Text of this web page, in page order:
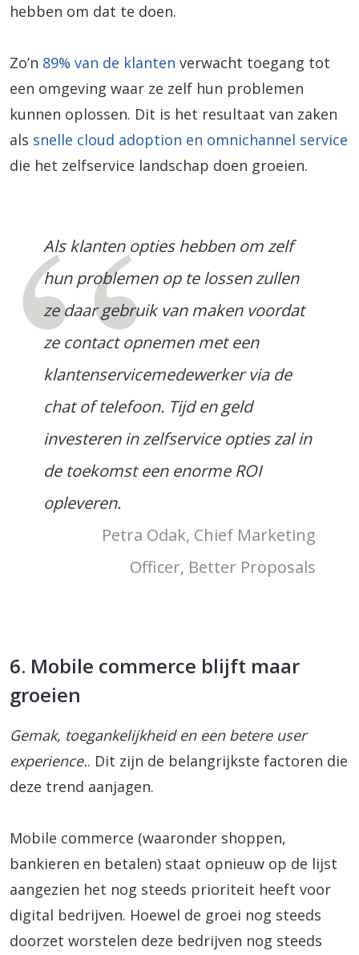
hebben om dat te doen.
Zo’n 89% van de klanten verwacht toegang tot
een omgeving waar ze zelf hun problemen
kunnen oplossen. Dit is het resultaat van zaken
als snelle cloud adoption en omnichannel service
die het zelfservice landschap doen groeien.
Als klanten opties hebben om zelf
hun problemen op te lossen zullen
ze daar gebruik van maken voordat
ze contact opnemen met een
klantenservicemedewerker via de
chat of telefoon. Tijd en geld
investeren in zelfservice opties zal in
de toekomst een enorme ROI
opleveren.
Petra Odak, Chief Marketing
Officer, Better Proposals
6. Mobile commerce blijft maar
groeien
Gemak, toegankelijkheid en een betere user
experience.. Dit zijn de belangrijkste factoren die
deze trend aanjagen.
Mobile commerce (waaronder shoppen,
bankieren en betalen) staat opnieuw op de lijst
aangezien het nog steeds prioriteit heeft voor
digital bedrijven. Hoewel de groei nog steeds
doorzet worstelen deze bedrijven nog steeds